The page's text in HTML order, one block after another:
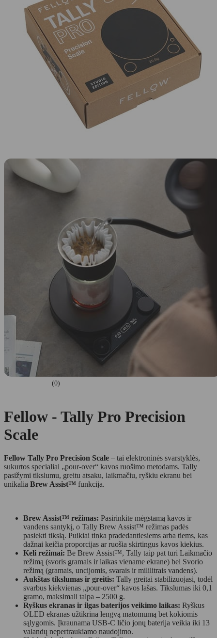
(0)
Fellow - Tally Pro Precision
Scale
Fellow Tally Pro Precision Scale – tai elektroninės svarstyklės,
sukurtos specialiai „pour-over“ kavos ruošimo metodams. Tally
pasižymi tikslumu, greitu atsaku, laikmačiu, ryškiu ekranu bei
unikalia Brew Assist™ funkcija.
Brew Assist™ režimas: Pasirinkite mėgstamą kavos ir
vandens santykį, o Tally Brew Assist™ režimas padės
pasiekti tikslą. Puikiai tinka pradedantiesiems arba tiems, kas
dažnai keičia proporcijas ar ruošia skirtingus kavos kiekius.
Keli režimai: Be Brew Assist™, Tally taip pat turi Laikmačio
režimą (svoris gramais ir laikas viename ekrane) bei Svorio
režimą (gramais, uncijomis, svarais ir mililitrais vandens).
Aukštas tikslumas ir greitis: Tally greitai stabilizuojasi, todėl
svarbus kiekvienas „pour-over“ kavos lašas. Tikslumas iki 0,1
gramo, maksimali talpa – 2500 g.
Ryškus ekranas ir ilgas baterijos veikimo laikas: Ryškus
OLED ekranas užtikrina lengvą matomumą bet kokiomis
sąlygomis. Įkraunama USB-C ličio jonų baterija veikia iki 13
valandų nepertraukiamo naudojimo.